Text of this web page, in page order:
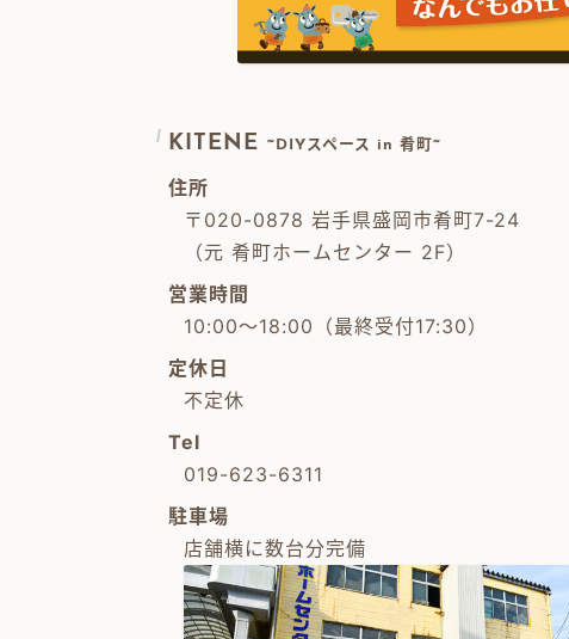
KITENE ~DIYスペース in 肴町~
住所
〒020-0878 岩手県盛岡市肴町7-24
（元 肴町ホームセンター 2F）
営業時間
10:00～18:00（最終受付17:30）
定休日
不定休
Tel
019-623-6311
駐車場
店舗横に数台分完備